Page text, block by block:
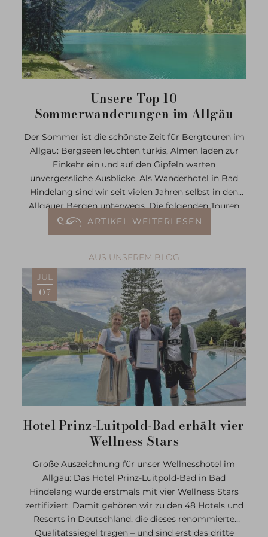
Unsere Top 10
Sommerwanderungen im Allgäu
Der Sommer ist die schönste Zeit für Bergtouren im
Allgäu: Bergseen leuchten türkis, Almen laden zur
Einkehr ein und auf den Gipfeln warten
unvergessliche Ausblicke. Als Wanderhotel in Bad
Hindelang sind wir seit vielen Jahren selbst in den
Allgäuer Bergen unterwegs. Die folgenden Touren
gehören zu unseren persönlichen Favoriten – alle
mehrfach selbst gegangen und vom Hotel Prinz-
Luitpold-Bad gut erreichbar. Zu jeder Wanderung
finden Sie bei uns einen ausführlichen Wanderbericht
mit vielen Tipps.
ARTIKEL WEITERLESEN
AUS UNSEREM BLOG
JUL
07
Hotel Prinz-Luitpold-Bad erhält vier
Wellness Stars
Große Auszeichnung für unser Wellnesshotel im
Allgäu: Das Hotel Prinz-Luitpold-Bad in Bad
Hindelang wurde erstmals mit vier Wellness Stars
zertifiziert. Damit gehören wir zu den 48 Hotels und
Resorts in Deutschland, die dieses renommierte
Qualitätssiegel tragen – und sind erst das dritte